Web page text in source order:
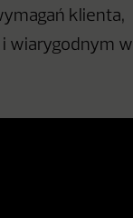
klienta,
wiarygodnym w